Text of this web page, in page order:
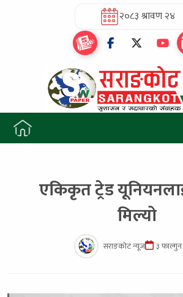
२०८३ श्रावण २४
एकिकृत ट्रेड
मिल्यो
सराङकोट न्यूज ३